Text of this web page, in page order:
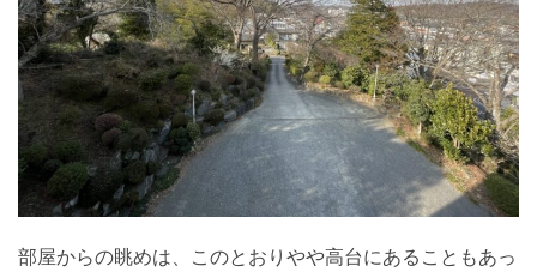
部屋からの眺めは、このとおりやや高台にあることもあっ